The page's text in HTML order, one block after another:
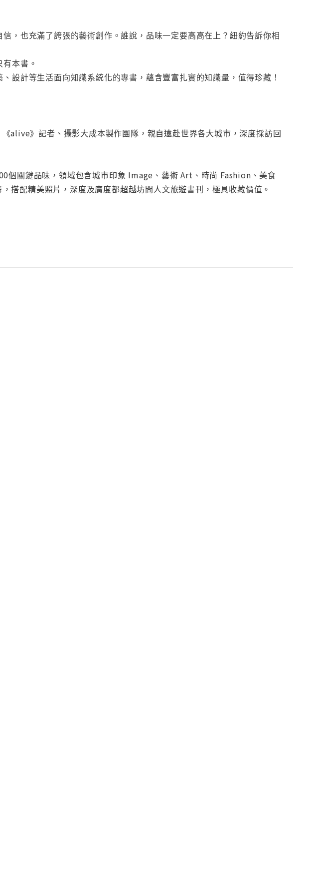
，也充滿了誇張的藝術創作。誰說，品味一定要高高在上？紐約告訴你相
本書。
設計等生活面向知識系統化的專書，蘊含豐富扎實的知識量，值得珍藏！
alive》記者、攝影大成本製作團隊，親自遠赴世界各大城市，深度採訪回
個關鍵品味，領域包含城市印象 Image、藝術 Art、時尚 Fashion、美食
配精美照片，深度及廣度都超越坊間人文旅遊書刊，極具收藏價值。